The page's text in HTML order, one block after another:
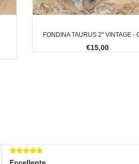
FONDINA TAURUS 2" VINTAGE -
€15,00